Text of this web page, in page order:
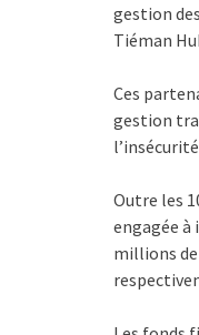
gestion
Tiéman
Ces
gestion
Outre les
engagée à
millions